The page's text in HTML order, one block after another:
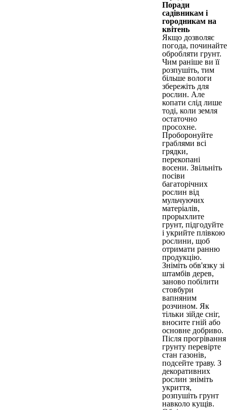
Поради
садівникам і
городникам на
квітень
Якщо дозволяє
погода, починайте
обробляти грунт.
Чим раніше ви її
розпушіть, тим
більше вологи
збережіть для
рослин. Але
копати слід лише
тоді, коли земля
остаточно
просохне.
Проборонуйте
граблями всі
грядки,
перекопані
восени. Звільніть
посіви
багаторічних
рослин від
мульчуючих
матеріалів,
прорыхлите
грунт, підгодуйте
і укрийте плівкою
рослини, щоб
отримати ранню
продукцію.
Зніміть обв'язку зі
штамбів дерев,
заново побілити
стовбури
вапняним
розчином. Як
тільки зійде сніг,
вносите гній або
основне добриво.
Після прогрівання
грунту перевірте
стан газонів,
подсейте траву. З
декоративних
рослин зніміть
укриття,
розпушіть грунт
навколо кущів.